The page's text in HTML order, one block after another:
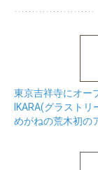
東京吉祥寺にオー
IKARA(グラストリ
めがねの荒木初の